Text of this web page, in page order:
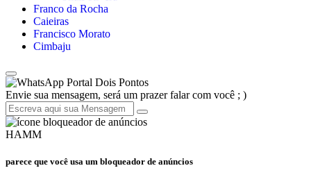
Franco da Rocha
Caieiras
Francisco Morato
Cimbaju
Portal Dois Pontos
Envie sua mensagem, será um prazer falar com você ; )
HAMM
parece que você usa um bloqueador de anúncios